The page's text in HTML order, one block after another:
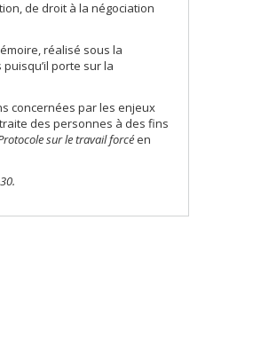
de droit à la négociation
réalisé sous la
porte sur la
concernées par les enjeux
des personnes à des fins
sur le travail forcéen